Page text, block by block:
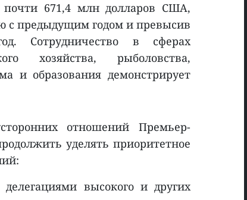
почти 671,4 млн долларов США,
с предыдущим годом и превысив
Сотрудничество в сферах
хозяйства, рыболовства,
и образования демонстрирует
отношений Премьер-
уделять приоритетное
высокого и других